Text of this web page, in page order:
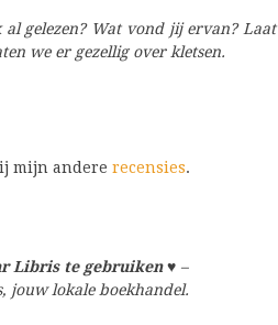
gelezen? Wat vond jij ervan? Laat
we er gezellig over kletsen.
mijn andere recensies.
Libris te gebruiken ♥ –
jouw lokale boekhandel.